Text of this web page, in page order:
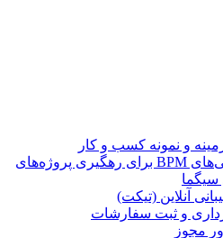
و نمونه کسب و کار
ویژگی‌های BPM برای رهگیری پروژه‌های
آنلاین (تیکت)
و ثبت سفارشات
مجوز